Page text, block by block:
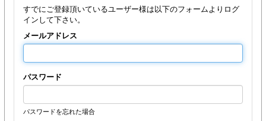
すでにご登録頂いているユーザー様は以下のフォームよりログ
インして下さい。
メールアドレス
パスワード
パスワードを忘れた場合